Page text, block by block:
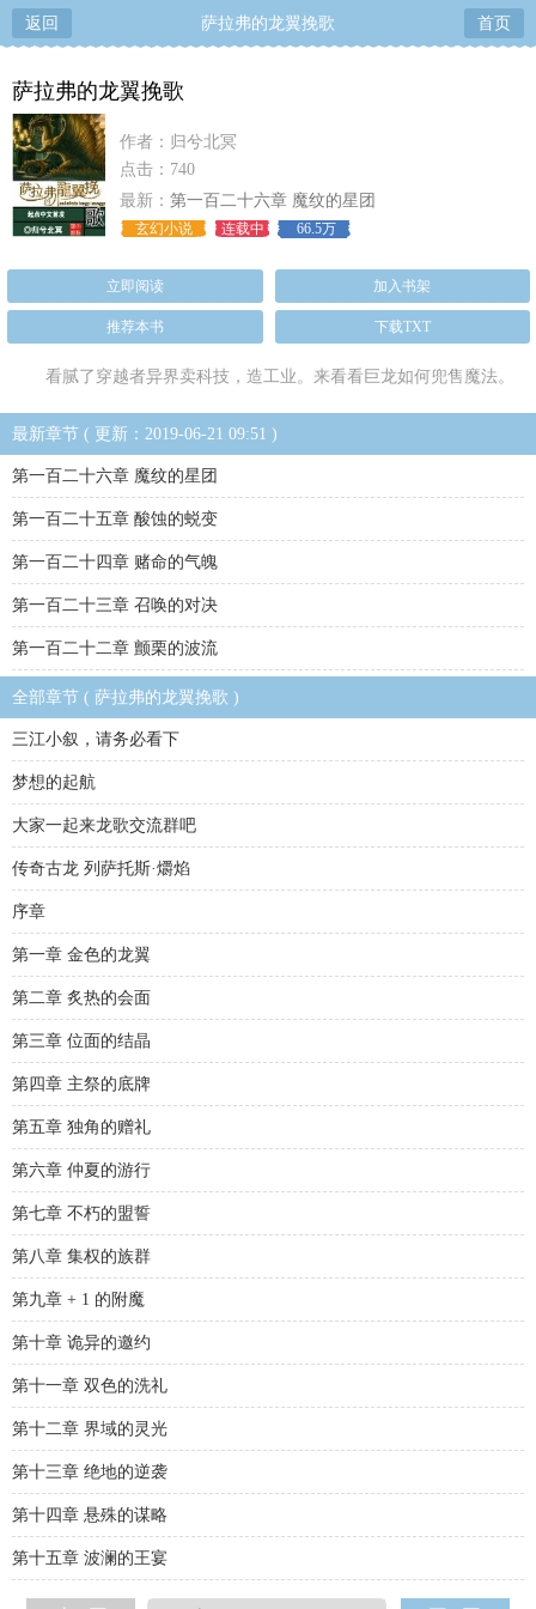
返回 萨拉弗的龙翼挽歌 首页
萨拉弗的龙翼挽歌
作者：归兮北冥
点击：740
最新： 第一百二十六章 魔纹的星团
玄幻小说 连载中 66.5万
立即阅读 加入书架
推荐本书 下载TXT
看腻了穿越者异界卖科技，造工业。来看看巨龙如何兜售魔法。
最新章节 ( 更新：2019-06-21 09:51 )
第一百二十六章 魔纹的星团
第一百二十五章 酸蚀的蜕变
第一百二十四章 赌命的气魄
第一百二十三章 召唤的对决
第一百二十二章 颤栗的波流
全部章节 ( 萨拉弗的龙翼挽歌 )
三江小叙，请务必看下
梦想的起航
大家一起来龙歌交流群吧
传奇古龙 列萨托斯·爝焰
序章
第一章 金色的龙翼
第二章 炙热的会面
第三章 位面的结晶
第四章 主祭的底牌
第五章 独角的赠礼
第六章 仲夏的游行
第七章 不朽的盟誓
第八章 集权的族群
第九章 + 1 的附魔
第十章 诡异的邀约
第十一章 双色的洗礼
第十二章 界域的灵光
第十三章 绝地的逆袭
第十四章 悬殊的谋略
第十五章 波澜的王宴